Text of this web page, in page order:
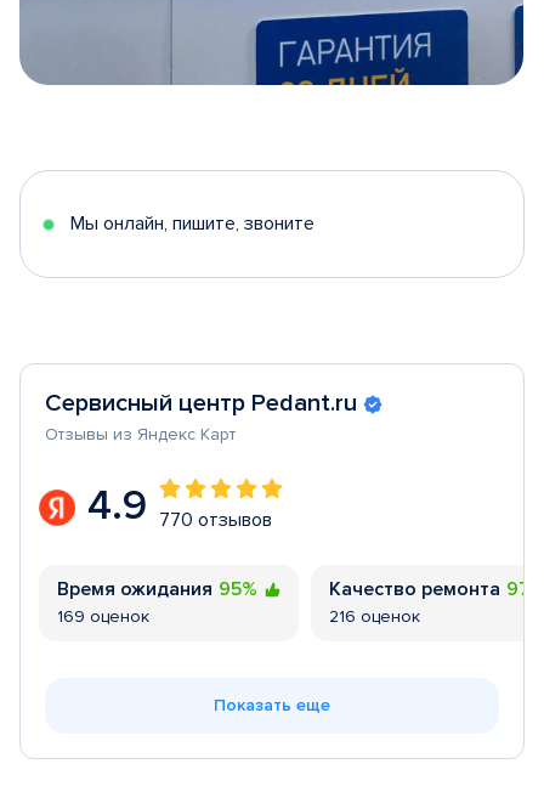
5
Мы онлайн, пишите, звоните
Сервисный центр Pedant.ru
Отзывы из Яндекс Карт
4.9 770 отзывов
Время ожидания 95%
169 оценок
Качество ремонта
216 оценок
Показать еще